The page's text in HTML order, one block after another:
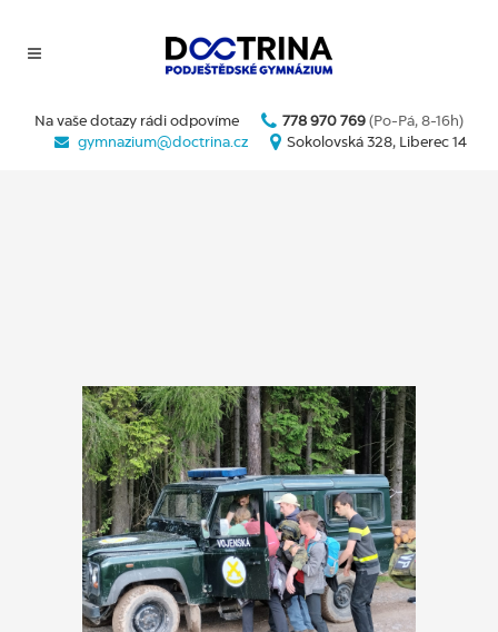
Na vaše dotazy rádi odpovíme 778 970 769 (Po-Pá, 8-16h)
gymnazium@doctrina.cz
Sokolovská 328, Liberec 14